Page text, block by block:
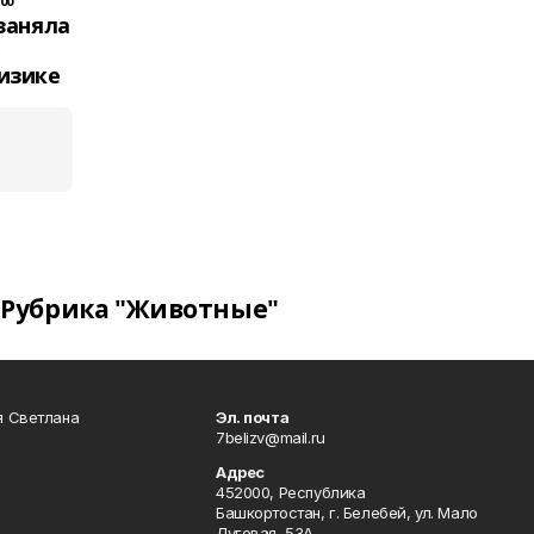
Рубрика "Животные"
Светлана
Эл. почта
7belizv@mail.ru
Адрес
452000, Республика
Башкортостан, г. Белебей, ул. Мало